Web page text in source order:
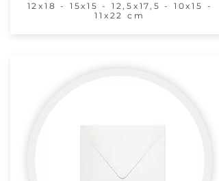
12x18 - 15x15 - 12,5x17,5 - 10x15 -
11x22 cm